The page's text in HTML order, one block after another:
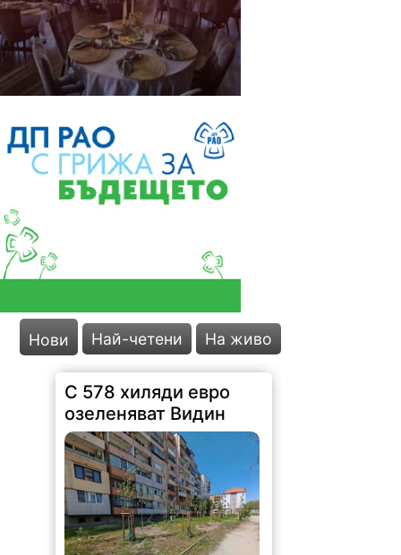
Нови Най-четени На живо
С 578 хиляди евро
озеленяват Видин